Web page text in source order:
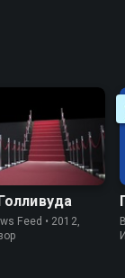
Feed • 2012,